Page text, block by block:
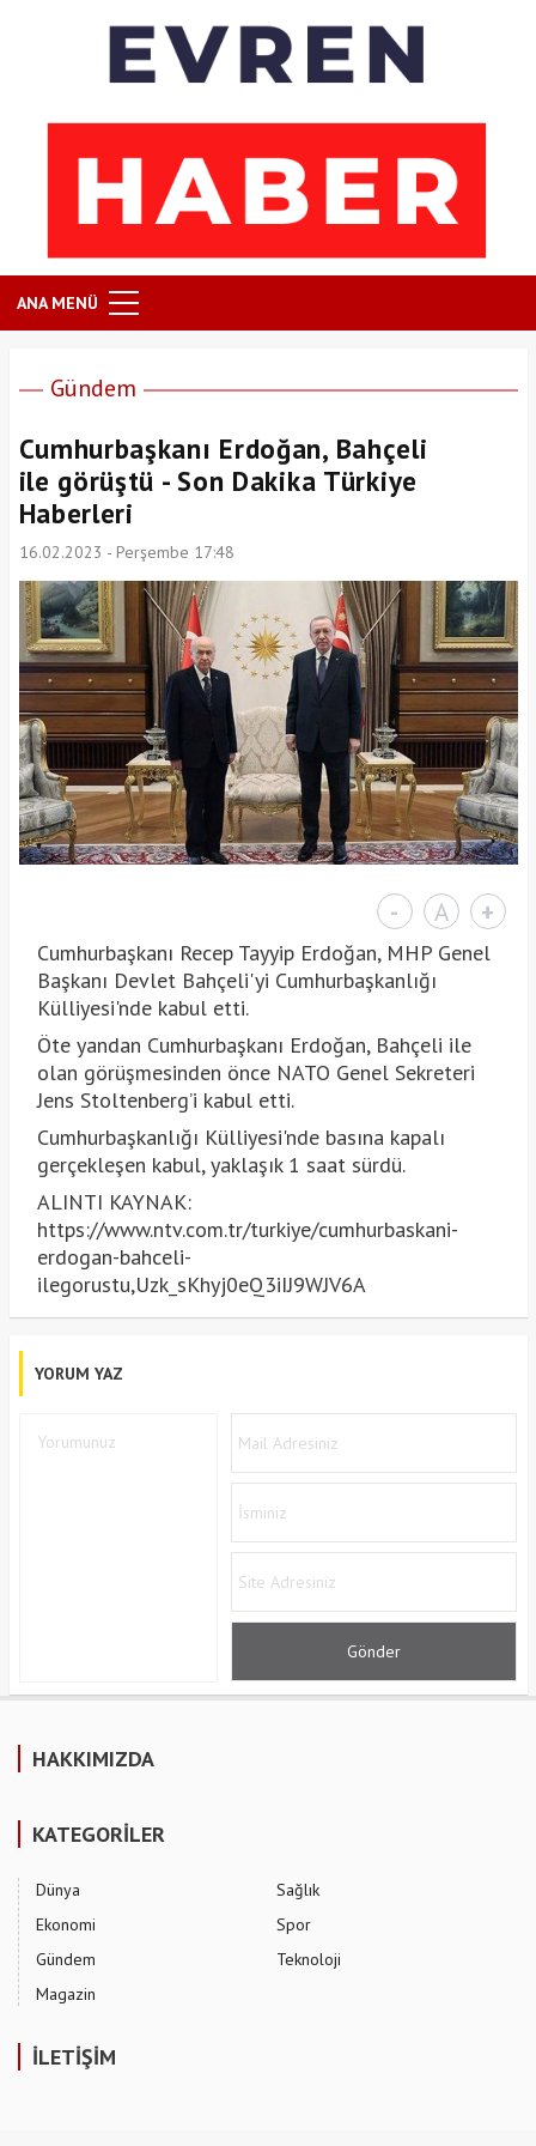
ANA MENÜ
Gündem
Cumhurbaşkanı Erdoğan, Bahçeli
ile görüştü - Son Dakika Türkiye
Haberleri
16.02.2023 - Perşembe 17:48
- A +
Cumhurbaşkanı Recep Tayyip Erdoğan, MHP Genel
Başkanı Devlet Bahçeli'yi Cumhurbaşkanlığı
Külliyesi'nde kabul etti.
Öte yandan Cumhurbaşkanı Erdoğan, Bahçeli ile
olan görüşmesinden önce NATO Genel Sekreteri
Jens Stoltenberg’i kabul etti.
Cumhurbaşkanlığı Külliyesi'nde basına kapalı
gerçekleşen kabul, yaklaşık 1 saat sürdü.
ALINTI KAYNAK:
https://www.ntv.com.tr/turkiye/cumhurbaskani-
erdogan-bahceli-
ilegorustu,Uzk_sKhyj0eQ3iIJ9WJV6A
YORUM YAZ
HAKKIMIZDA
KATEGORİLER
Dünya
Ekonomi
Gündem
Magazin
Sağlık
Spor
Teknoloji
İLETİŞİM